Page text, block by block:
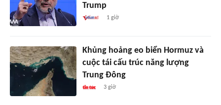
Trump
1 giờ
Khủng hoảng eo biển Hormuz và
cuộc tái cấu trúc năng lượng
Trung Đông
3 giờ